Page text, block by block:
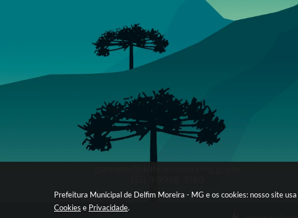
Prefeitura Municipal de Delfim Moreira - MG e os cookies: nosso site
Cookies e Privacidade.